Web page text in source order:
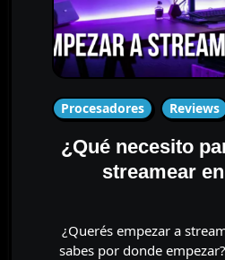
Procesadores Reviews
¿Qué necesito
streamear
¿Querés empezar a streamear en Twitch y no
sabes por donde